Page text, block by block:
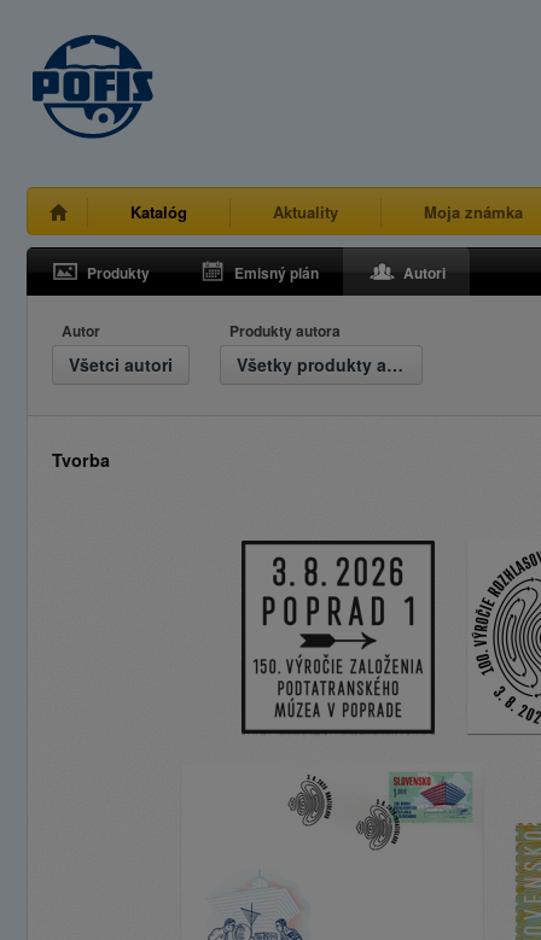
Katalóg Aktuality Moja známka
Produkty Emisný plán Autori
Autor
Všetci autori
Produkty autora
Všetky produkty autora
Tvorba